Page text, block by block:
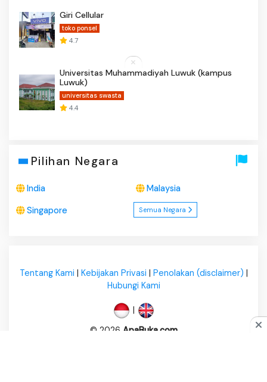
Giri Cellular
toko ponsel
4.7
Universitas Muhammadiyah Luwuk (kampus
Luwuk)
universitas swasta
4.4
Pilihan Negara
India Malaysia
Singapore Semua Negara
Tentang Kami Kebijakan Privasi Penolakan (disclaimer)
Hubungi Kami
|
© 2026 ApaBuka.com